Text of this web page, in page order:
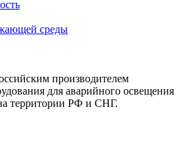
среды
производителем
для аварийного освещения
территории РФ и СНГ.